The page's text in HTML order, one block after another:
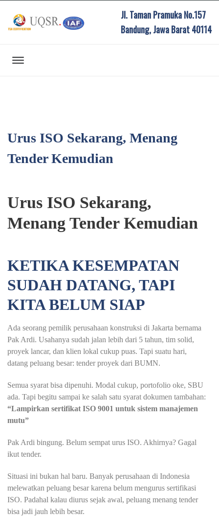
Jl. Taman Pramuka No.157
Bandung, Jawa Barat 40114
Urus ISO Sekarang, Menang
Tender Kemudian
Urus ISO Sekarang,
Menang Tender Kemudian
KETIKA KESEMPATAN
SUDAH DATANG, TAPI
KITA BELUM SIAP
Ada seorang pemilik perusahaan konstruksi di Jakarta bernama
Pak Ardi. Usahanya sudah jalan lebih dari 5 tahun, tim solid,
proyek lancar, dan klien lokal cukup puas. Tapi suatu hari,
datang peluang besar: tender proyek dari BUMN.
Semua syarat bisa dipenuhi. Modal cukup, portofolio oke, SBU
ada. Tapi begitu sampai ke salah satu syarat dokumen tambahan:
“Lampirkan sertifikat ISO 9001 untuk sistem manajemen
mutu”
Pak Ardi bingung. Belum sempat urus ISO. Akhirnya? Gagal
ikut tender.
Situasi ini bukan hal baru. Banyak perusahaan di Indonesia
melewatkan peluang besar karena belum mengurus sertifikasi
ISO. Padahal kalau diurus sejak awal, peluang menang tender
bisa jadi jauh lebih besar.